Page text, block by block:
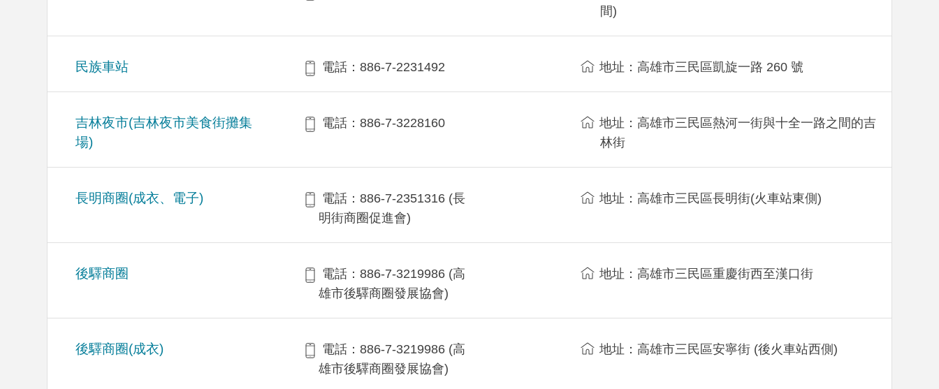
間)
民族車站 電話：886-7-2231492 地址：高雄市三民區凱旋一路 260 號
吉林夜市(吉林夜市美食街攤集
場)
電話：886-7-3228160
地址：高雄市三民區熱河一街與十全一路之間的吉
林街
長明商圈(成衣、電子)
電話：886-7-2351316 (長
明街商圈促進會)
地址：高雄市三民區長明街(火車站東側)
後驛商圈
電話：886-7-3219986 (高
雄市後驛商圈發展協會)
地址：高雄市三民區重慶街西至漢口街
後驛商圈(成衣)
電話：886-7-3219986 (高
雄市後驛商圈發展協會)
地址：高雄市三民區安寧街 (後火車站西側)